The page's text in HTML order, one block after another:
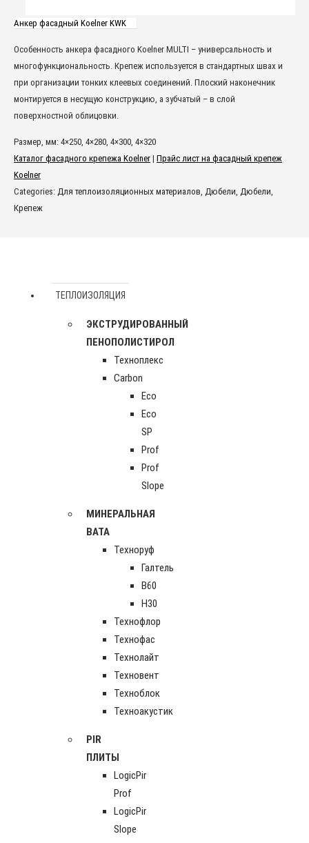
Анкер фасадный Koelner KWK
Особенность анкера фасадного Koelner MULTI – универсальность и
многофункциональность. Крепеж используется в стандартных швах и
при организации тонких клеевых соединений. Плоский наконечник
монтируется в несущую конструкцию, а зубчатый – в слой
поверхностной облицовки.
Размер, мм: 4×250, 4×280, 4×300, 4×320
Каталог фасадного крепежа Koelner | Прайс лист на фасадный крепеж
Koelner
Categories: Для теплоизоляционных материалов Дюбели Дюбели
Крепеж
ТЕПЛОИЗОЛЯЦИЯ
ЭКСТРУДИРОВАННЫЙ
ПЕНОПОЛИСТИРОЛ
Техноплекс
Carbon
Eco
Eco
SP
Prof
Prof
Slope
МИНЕРАЛЬНАЯ
ВАТА
Техноруф
Галтель
В60
Н30
Технофлор
Технофас
Технолайт
Техновент
Техноблок
Техноакустик
PIR
ПЛИТЫ
LogicPir
Prof
LogicPir
Slope